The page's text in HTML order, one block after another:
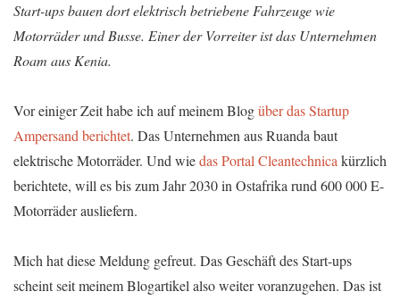
Start-ups bauen dort elektrisch betriebene Fahrzeuge wie
Motorräder und Busse. Einer der Vorreiter ist das Unternehmen
Roam aus Kenia.
Vor einiger Zeit habe ich auf meinem Blogüber das Startup
Ampersand berichtet. Das Unternehmen aus Ruanda baut
elektrische Motorräder. Und wiedas Portal Cleantechnicakürzlich
berichtete, will es bis zum Jahr 2030 in Ostafrika rund 600 000 E-
Motorräder ausliefern.
Mich hat diese Meldung gefreut. Das Geschäft des Start-ups
scheint seit meinem Blogartikel also weiter voranzugehen. Das ist